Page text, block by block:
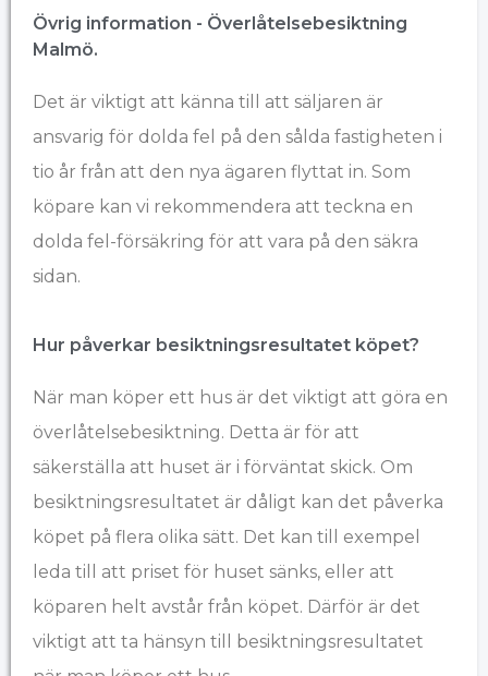
Övrig information - Överlåtelsebesiktning
Malmö.
Det är viktigt att känna till att säljaren är
ansvarig för dolda fel på den sålda fastigheten i
tio år från att den nya ägaren flyttat in. Som
köpare kan vi rekommendera att teckna en
dolda fel-försäkring för att vara på den säkra
sidan.
Hur påverkar besiktningsresultatet köpet?
När man köper ett hus är det viktigt att göra en
överlåtelsebesiktning. Detta är för att
säkerställa att huset är i förväntat skick. Om
besiktningsresultatet är dåligt kan det påverka
köpet på flera olika sätt. Det kan till exempel
leda till att priset för huset sänks, eller att
köparen helt avstår från köpet. Därför är det
viktigt att ta hänsyn till besiktningsresultatet